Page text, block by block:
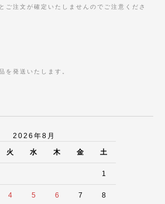
ご注文が確定いたしませんのでご注意くださ
を発送いたします。
2026年8月
火 水 木 金 土
1
4 5 6 7 8